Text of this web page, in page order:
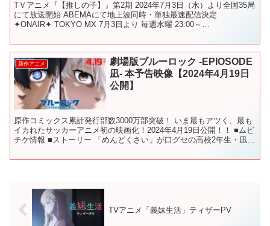
TＶアニメ『【推しの子】』第2期 2024年7月3日（水）より全国35局
にて放送開始 ABEMAにて地上波同時・単独最速配信決定
✦ONAIR✦ TOKYO MX 7月3日より 毎週水曜 23:00～
新作アニメ
劇場版ブルーロック -EPIOSODE
凪- 本予告映像【2024年4月19日
公開】
原作コミックス累計発行部数3000万部突破！ いま最もアツく、最も
イカれたサッカーアニメ初の映画化！2024年4月19日公開！！ ■ムビ
チケ情報 ■ストーリー 「めんどくさい」が口グセの高校2年生・凪
TVアニメ「義妹生活」ティザーPV